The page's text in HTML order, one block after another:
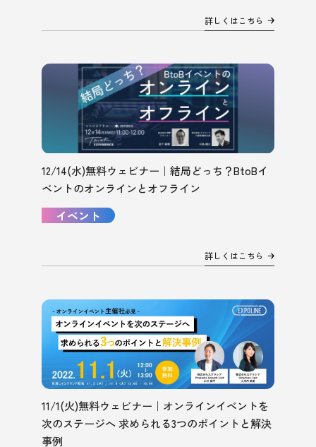
詳しくはこちら
12/14(水)無料ウェビナー｜結局どっち？BtoBイ
ベントのオンラインとオフライン
イベント
詳しくはこちら
11/1(火)無料ウェビナー｜オンラインイベントを
次のステージへ 求められる3つのポイントと解決
事例